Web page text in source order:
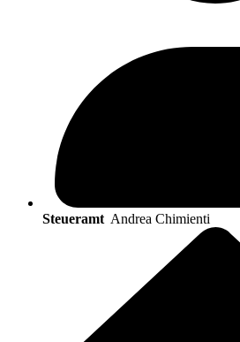
Steueramt Andrea Chimienti